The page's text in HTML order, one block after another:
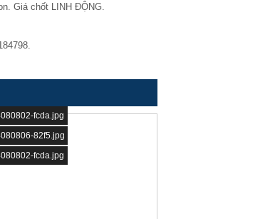
Giá chốt LINH ĐỘNG.
fcda.jpg
82f5.jpg
fcda.jpg